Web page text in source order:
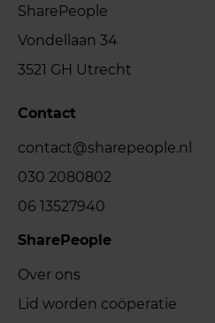
SharePeople
Vondellaan 34
3521 GH Utrecht
Contact
contact@sharepeople.nl
030 2080802
06 13527940
SharePeople
Over ons
Lid worden coöperatie